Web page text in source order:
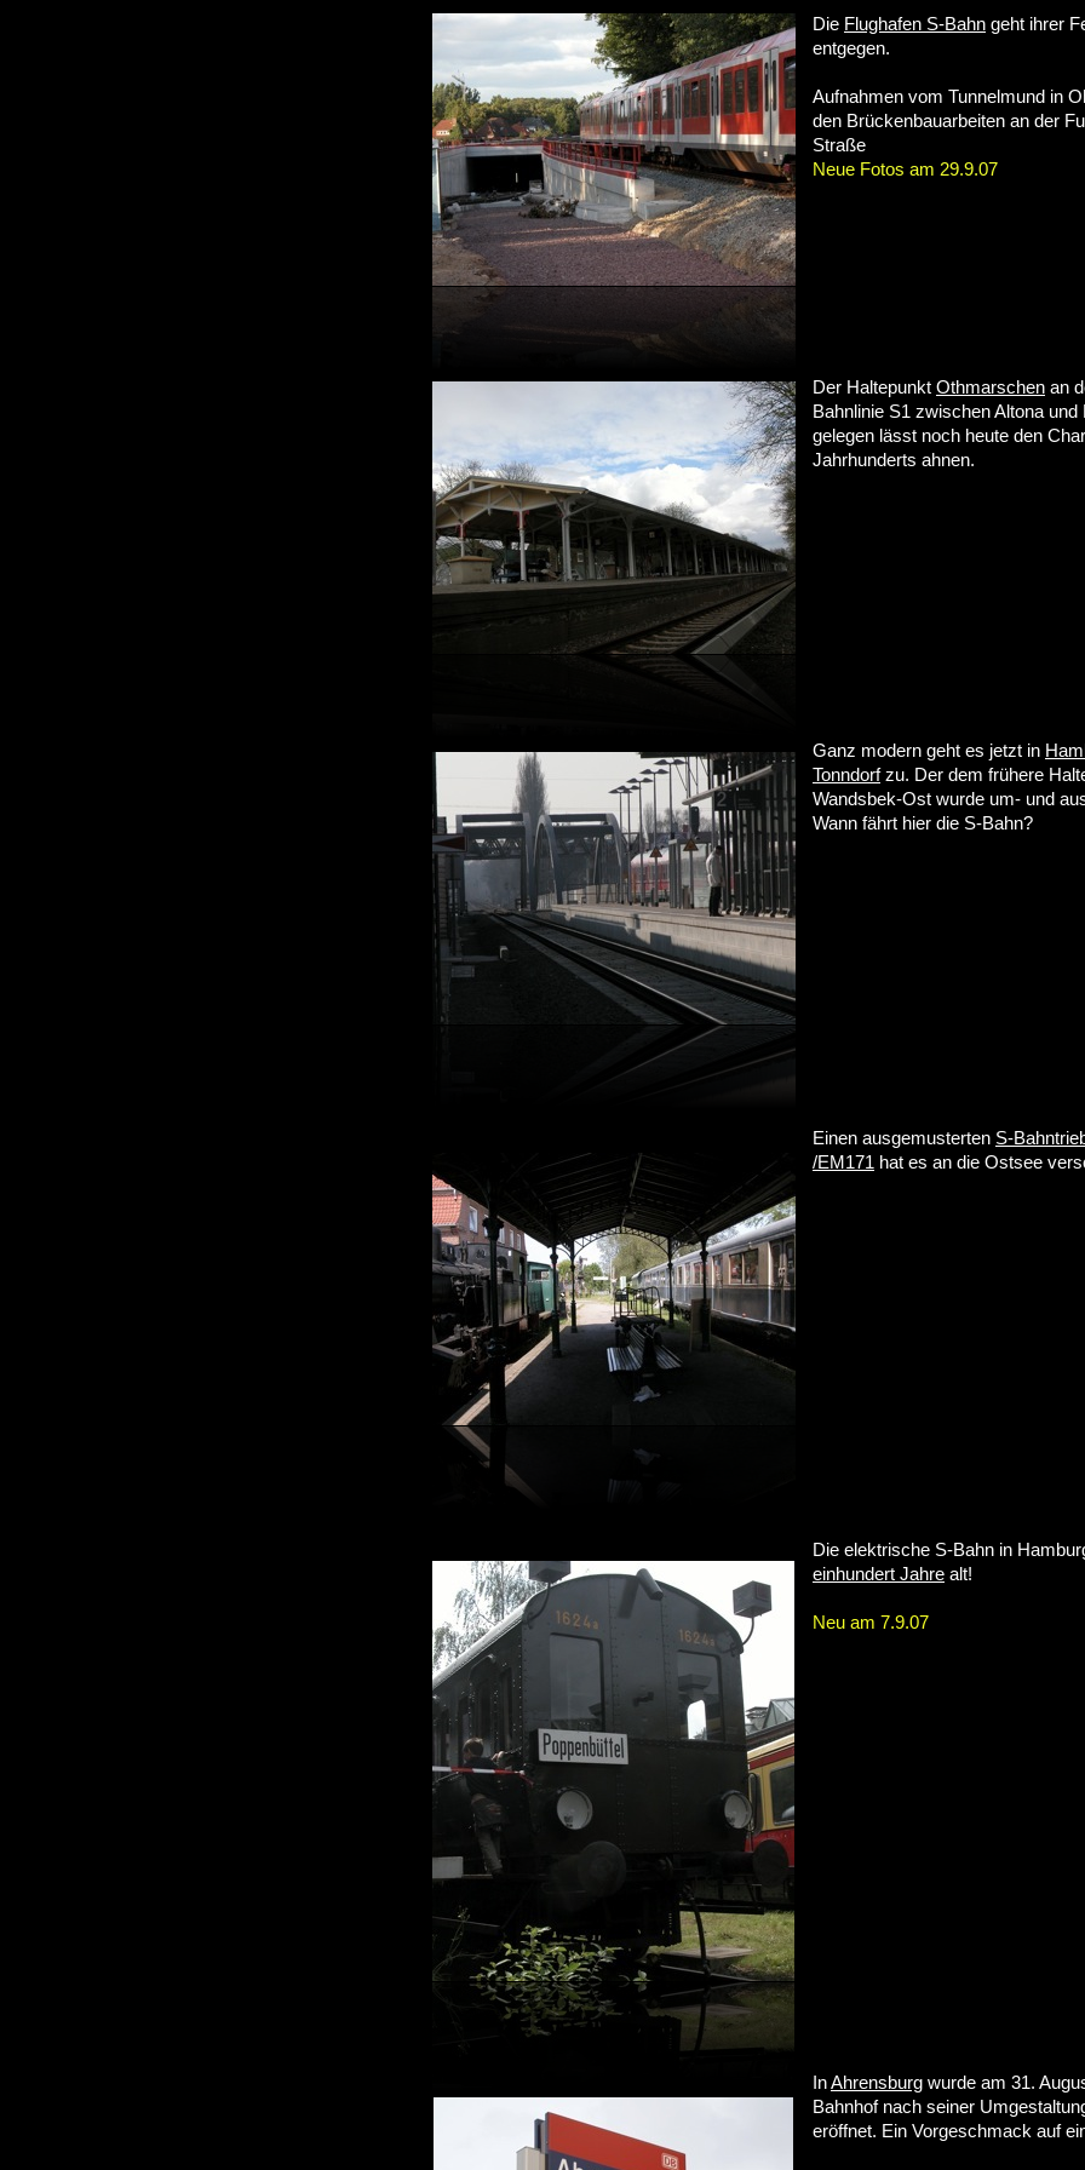
Die Flughafen S-Bahn geht ihrer
entgegen.
Aufnahmen vom Tunnelmund in
den Brückenbauarbeiten an der
Straße
Neue Fotos am 29.9.07
Der Haltepunkt Othmarschen an
Bahnlinie S1 zwischen Altona und
gelegen lässt noch heute den
Jahrhunderts ahnen.
Ganz modern geht es jetzt in
Tonndorfzu. Der dem frühere
Wandsbek-Ost wurde um- und
Wann fährt hier die S-Bahn?
Einen ausgemusterten S-
/EM171 hat es an die Ostsee
Die elektrische S-Bahn in
einhundert Jahre alt!
Neu am 7.9.07
InAhrensburg wurde am 31.
Bahnhof nach seiner
eröffnet. Ein Vorgeschmack auf